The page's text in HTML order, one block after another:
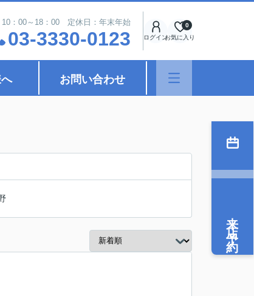
10：00～18：00 定休日：年末年始
03-3330-0123 ログインお気に入り
0
お問い合わせ
来店予約